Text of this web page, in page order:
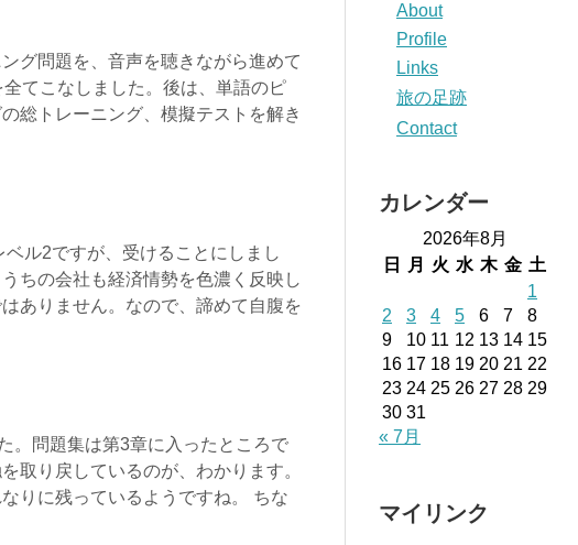
グ問題を、音声を聴きながら進めて
てこなしました。後は、単語のピ
総トレーニング、模擬テストを解き
ル2ですが、受けることにしまし
ちの会社も経済情勢を色濃く反映し
ありません。なので、諦めて自腹を
。問題集は第3章に入ったところで
取り戻しているのが、わかります。
りに残っているようですね。 ちな
About
Profile
Links
旅の足跡
Contact
カレンダー
2026年8月
日
月 火 水 木 金 土
1
2
3 4 5 6 7
8
9
10 11 12 13 14 15
16 17 18 19 20 21 22
23 24 25 26 27 28 29
30 31
« 7月
マイリンク